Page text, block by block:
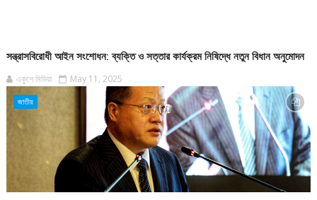
সন্ত্রাসবিরোধী আইন সংশোধন: ব্যক্তি ও সত্তার কার্যক্রম নিষিদ্ধে নতুন বিধান অনুমোদন
একুশে মিডিয়া May 11, 2025
জাতীয়